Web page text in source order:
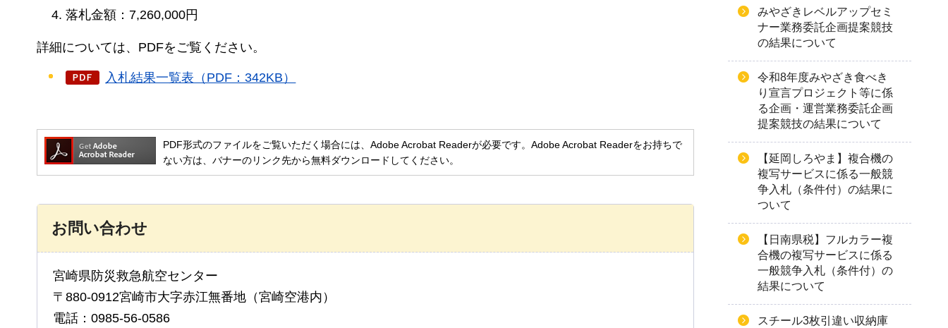
落札金額：7,260,000円
詳細については、PDFをご覧ください。
入札結果一覧表（PDF：342KB）
PDF形式のファイルをご覧いただく場合には、Adobe Acrobat Readerが必要です。Adobe Acrobat Readerをお持ちで
ない方は、バナーのリンク先から無料ダウンロードしてください。
お問い合わせ
宮崎県防災救急航空センター
〒880-0912宮崎市大字赤江無番地（宮崎空港内）
電話：0985-56-0586
みやざきレベルアップセミ
ナー業務委託企画提案競技
の結果について
令和8年度みやざき食べき
り宣言プロジェクト等に係
る企画・運営業務委託企画
提案競技の結果について
【延岡しろやま】複合機の
複写サービスに係る一般競
争入札（条件付）の結果に
ついて
【日南県税】フルカラー複
合機の複写サービスに係る
一般競争入札（条件付）の
結果について
スチール3枚引違い収納庫